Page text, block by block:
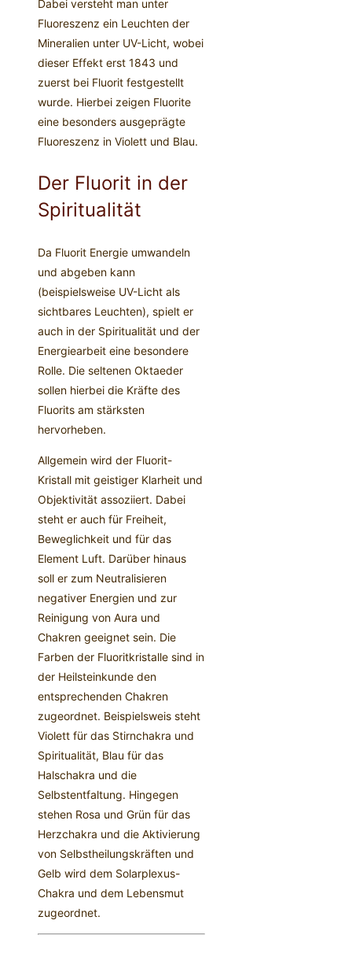
Dabei versteht man unter
Fluoreszenz ein Leuchten der
Mineralien unter UV-Licht, wobei
dieser Effekt erst 1843 und
zuerst bei Fluorit festgestellt
wurde. Hierbei zeigen Fluorite
eine besonders ausgeprägte
Fluoreszenz in Violett und Blau.
Der Fluorit in der
Spiritualität
Da Fluorit Energie umwandeln
und abgeben kann
(beispielsweise UV-Licht als
sichtbares Leuchten), spielt er
auch in der Spiritualität und der
Energiearbeit eine besondere
Rolle. Die seltenen Oktaeder
sollen hierbei die Kräfte des
Fluorits am stärksten
hervorheben.
Allgemein wird der Fluorit-
Kristall mit geistiger Klarheit und
Objektivität assoziiert. Dabei
steht er auch für Freiheit,
Beweglichkeit und für das
Element Luft. Darüber hinaus
soll er zum Neutralisieren
negativer Energien und zur
Reinigung von Aura und
Chakren geeignet sein. Die
Farben der Fluoritkristalle sind in
der Heilsteinkunde den
entsprechenden Chakren
zugeordnet. Beispielsweis steht
Violett für das Stirnchakra und
Spiritualität, Blau für das
Halschakra und die
Selbstentfaltung. Hingegen
stehen Rosa und Grün für das
Herzchakra und die Aktivierung
von Selbstheilungskräften und
Gelb wird dem Solarplexus-
Chakra und dem Lebensmut
zugeordnet.